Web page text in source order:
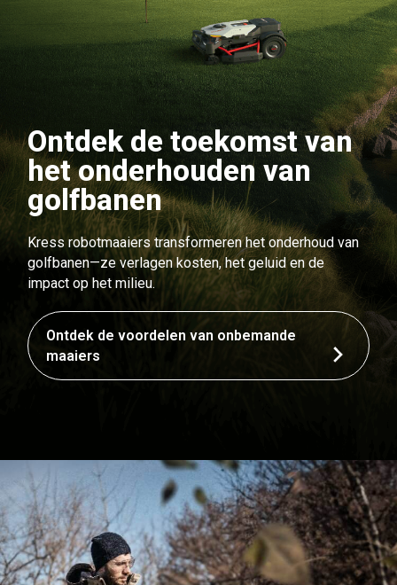
Ontdek de toekomst van
het onderhouden van
golfbanen
Kress robotmaaiers transformeren het onderhoud van
golfbanen—ze verlagen kosten, het geluid en de
impact op het milieu.
Ontdek de voordelen van onbemande
maaiers